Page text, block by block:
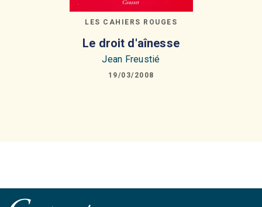
LES CAHIERS ROUGES
Le droit d'aînesse
Jean Freustié
19/03/2008